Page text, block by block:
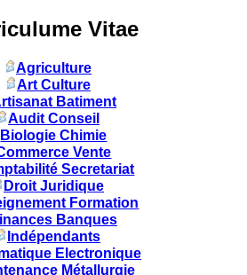
Vitae
Agriculture
Art Culture
Batiment
Audit Conseil
Biologie Chimie
Vente
Secretariat
Droit Juridique
Formation
Banques
Indépendants
Electronique
Métallurgie